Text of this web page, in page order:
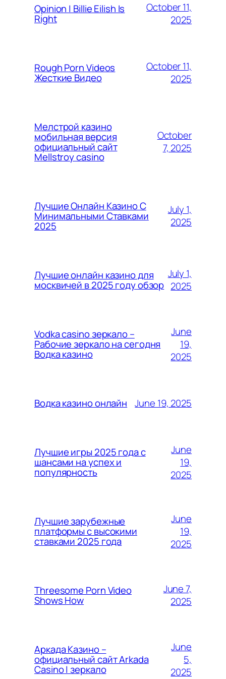
Opinion | Billie Eilish Is
Right
October 11,
2025
Rough Porn Videos
Жесткие Видео
October 11,
2025
Мелстрой казино
мобильная версия
официальный сайт
Mellstroy casino
October
7, 2025
Лучшие Онлайн Казино С
Минимальными Ставками
2025
July 1,
2025
Лучшие онлайн казино для
москвичей в 2025 году обзор
July 1,
2025
Vodka casino зеркало –
Рабочие зеркало на сегодня
Водка казино
June
19,
2025
Водка казино онлайн June 19, 2025
Лучшие игры 2025 года с
шансами на успех и
популярность
June
19,
2025
Лучшие зарубежные
платформы с высокими
ставками 2025 года
June
19,
2025
Threesome Porn Video
Shows How
June 7,
2025
Аркада Казино –
официальный сайт Arkada
Casino | зеркало
June
5,
2025